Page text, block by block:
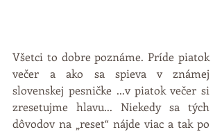
Všetci to dobre poznáme. Príde piatok
večer a ako sa spieva v známej
slovenskej pesničke ...v piatok večer si
zresetujme hlavu... Niekedy sa tých
dôvodov na „reset“ nájde viac a tak po